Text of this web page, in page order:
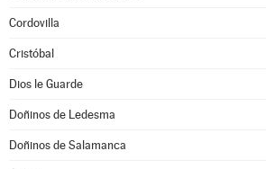
Cordovilla
Cristóbal
Dios le Guarde
Doñinos de Ledesma
Doñinos de Salamanca